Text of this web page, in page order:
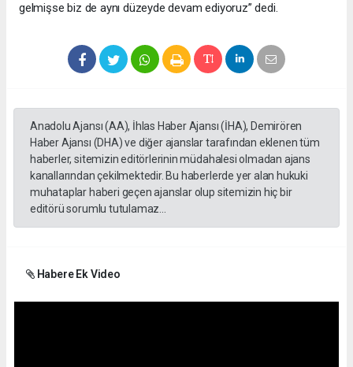
gelmişse biz de aynı düzeyde devam ediyoruz” dedi.
Anadolu Ajansı (AA), İhlas Haber Ajansı (İHA), Demirören
Haber Ajansı (DHA) ve diğer ajanslar tarafından eklenen tüm
haberler, sitemizin editörlerinin müdahalesi olmadan ajans
kanallarından çekilmektedir. Bu haberlerde yer alan hukuki
muhataplar haberi geçen ajanslar olup sitemizin hiç bir
editörü sorumlu tutulamaz...
Habere Ek Video